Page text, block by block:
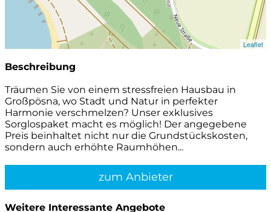
Leaflet
Beschreibung
Träumen Sie von einem stressfreien Hausbau in
Großpösna, wo Stadt und Natur in perfekter
Harmonie verschmelzen? Unser exklusives
Sorglospaket macht es möglich! Der angegebene
Preis beinhaltet nicht nur die Grundstückskosten,
sondern auch erhöhte Raumhöhen...
zum Anbieter
Weitere Interessante Angebote